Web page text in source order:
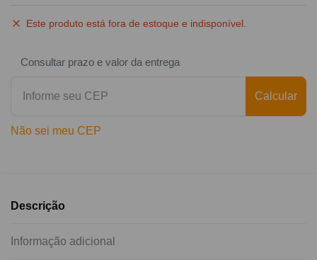
Este produto está fora de estoque e indisponível.
Consultar prazo e valor da entrega
Calcular
Não sei meu CEP
Descrição
Informação adicional